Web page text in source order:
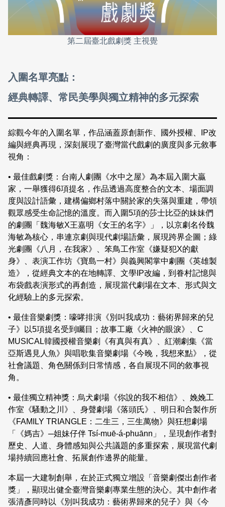
第二屆臺北戲劇獎 主視覺
入圍名單亮點：
經典轉譯、常民美學與獨立精神的多元探索
綜觀今年的入圍名單，作品涵蓋原創新作、國外授權、IP改
編與經典再現，深刻展現了臺灣當代戲劇的廣度與多元敘事
視角：
• 最佳戲劇獎：台南人劇團《水中之屋》為本屆入圍大贏
家，一舉獲得6項提名，作品透過高度整合的文本、場面調
度與設計語彙，建構偏鄉村落中關於家的失落與重建，帶領
觀眾感受生命記憶的溫度。而入圍5項的莎士比亞的妹妹們
的劇團「魏海敏X王嘉明《女王的名字》」，以京劇名伶魏
海敏為核心，串連京劇與現代劇場語彙，展現跨界企圖；綠
光劇團《八月，在我家》、笨鳥工作室《嫌疑犯X的獻
身》、表演工作坊《寶島一村》與義興閣掌中劇團《英雄製
造》，從經典文本的在地轉譯、文學IP改編，到眷村記憶與
布袋戲表演形式的再創造，展現當代劇場在文本、形式與文
化經驗上的多元探索。
• 最佳音樂劇獎：嚎哮排演《別叫我成功：藝術界歸來的兒
子》以5項提名受到矚目；故事工廠《火神的眼淚》、C
MUSICAL韓國授權音樂劇《有真與有真》、紅潮劇集《當
亞斯遇見人魚》與唱歌集音樂劇場《今晚，我想來點》，從
社會議題、角色關係到日常情感，各自展現不同的敘事視
角。
• 最佳獨立精神獎：烏犬劇場《你說的我不相信》、娩娩工
作室《騷動之川》、身聲劇場《落頭氏》、明日和合製作所
《FAMILY TRIANGLE：二生三，三生萬物》與狂想劇場
「《媽吉》─姐妹仔伴 Tsí-muē-á-phuānn」，呈現創作者對
歷史、人道、身體感知與公共議題的多重探索，展現當代劇
場持續回應社會、拓展創作邊界的能量。
本屆一大建制創舉，在於正式獨立增設「音樂劇傑出創作者
獎」，顯現出健全臺灣音樂劇專業生態的決心。其中創作者
張清彥同時以《別叫我成功：藝術界歸來的兒子》與《今